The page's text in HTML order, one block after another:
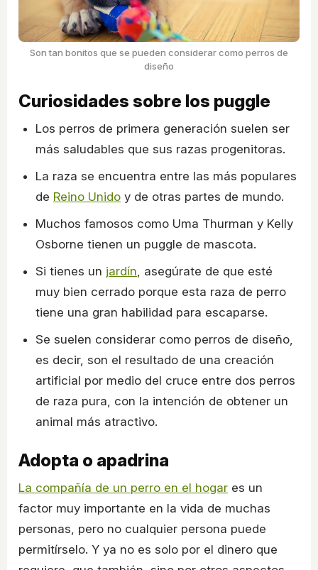
Son tan bonitos que se pueden considerar como perros de
diseño
Curiosidades sobre los puggle
Los perros de primera generación suelen ser
más saludables que sus razas progenitoras.
La raza se encuentra entre las más populares
de Reino Unido y de otras partes de mundo.
Muchos famosos como Uma Thurman y Kelly
Osborne tienen un puggle de mascota.
Si tienes un jardín, asegúrate de que esté
muy bien cerrado porque esta raza de perro
tiene una gran habilidad para escaparse.
Se suelen considerar como perros de diseño,
es decir, son el resultado de una creación
artificial por medio del cruce entre dos perros
de raza pura, con la intención de obtener un
animal más atractivo.
Adopta o apadrina
La compañía de un perro en el hogar es un
factor muy importante en la vida de muchas
personas, pero no cualquier persona puede
permitírselo. Y ya no es solo por el dinero que